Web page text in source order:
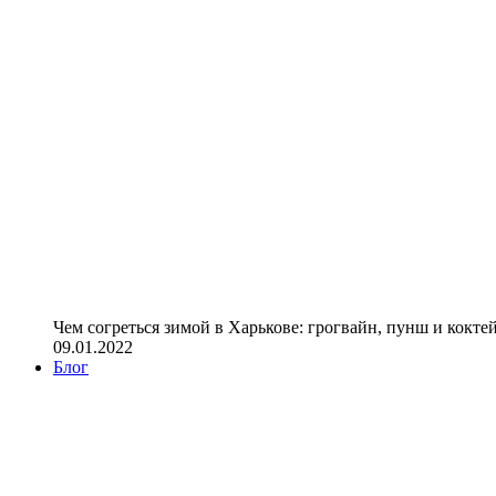
Чем согреться зимой в Харькове: грогвайн, пунш и
09.01.2022
Блог